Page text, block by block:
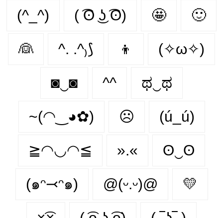
(^_^) ( ͡ʘ ͜ʖ ͡ʘ) 🤩 🙂‍
👰‍ ^. .^₎⟆ 👦 (✧ω✧)
◙‿◙ ^^ ಥ‿ಥ
~(◠‿◕✿) ☹️ (ú_ú)
≧◠◡◠≦ ».« ʘ‿ʘ
(๑ᵔ⤙ᵔ๑) @(ᵕ.ᵕ)@ 💛